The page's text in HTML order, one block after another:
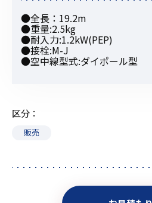
●全長：19.2m
●重量:2.5kg
●耐入力:1.2kW(PEP)
●接栓:M-J
●空中線型式:ダイポール型
区分
販売